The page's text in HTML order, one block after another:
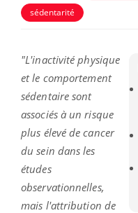
sédentarité
"L'inactivité physique
et le comportement
sédentaire sont
associés à un risque
plus élevé de cancer
du sein dans les
études
observationnelles,
mais l'attribution de